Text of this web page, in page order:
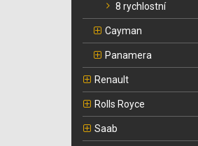
8 rychlostní
Cayman
Panamera
Renault
Rolls Royce
Saab